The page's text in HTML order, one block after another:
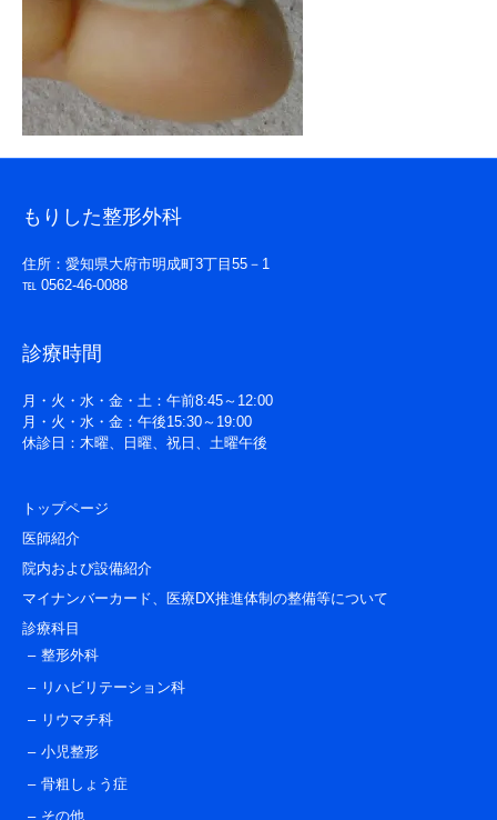
もりした整形外科
住所：愛知県大府市明成町3丁目55－1
℡ 0562-46-0088
診療時間
月・火・水・金・土：午前8:45～12:00
月・火・水・金：午後15:30～19:00
休診日：木曜、日曜、祝日、土曜午後
トップページ
医師紹介
院内および設備紹介
マイナンバーカード、医療DX推進体制の整備等について
診療科目
整形外科
リハビリテーション科
リウマチ科
小児整形
骨粗しょう症
その他